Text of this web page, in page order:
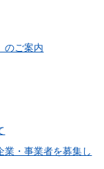
のご案内
業・事業者を募集し